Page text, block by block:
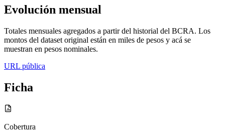
Evolución mensual
Totales mensuales agregados a partir del historial del BCRA. Los
montos del dataset original están en miles de pesos y acá se
muestran en pesos nominales.
URL pública
Ficha
Cobertura